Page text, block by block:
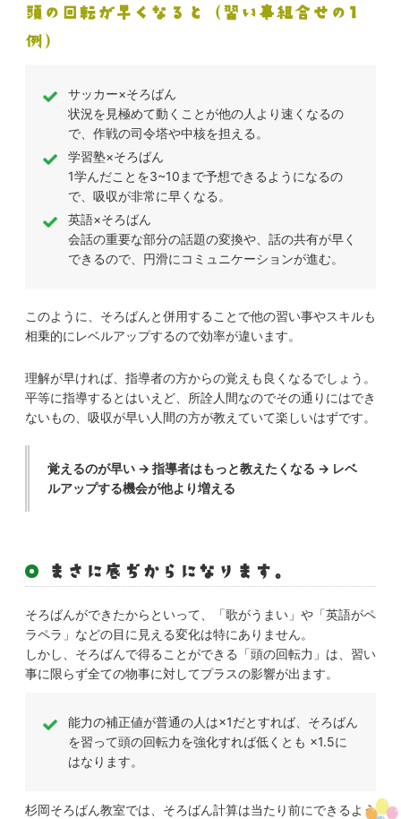
頭の回転が早くなると（習い事組合せの1
例）
サッカー×そろばん
状況を見極めて動くことが他の人より速くなるの
で、作戦の司令塔や中核を担える。
学習塾×そろばん
1学んだことを3~10まで予想できるようになるの
で、吸収が非常に早くなる。
英語×そろばん
会話の重要な部分の話題の変換や、話の共有が早く
できるので、円滑にコミュニケーションが進む。
このように、そろばんと併用することで他の習い事やスキルも
相乗的にレベルアップするので効率が違います。
理解が早ければ、指導者の方からの覚えも良くなるでしょう。
平等に指導するとはいえど、所詮人間なのでその通りにはでき
ないもの、吸収が早い人間の方が教えていて楽しいはずです。
覚えるのが早い → 指導者はもっと教えたくなる → レベ
ルアップする機会が他より増える
まさに底ぢからになります。
そろばんができたからといって、「歌がうまい」や「英語がペ
ラペラ」などの目に見える変化は特にありません。
しかし、そろばんで得ることができる「頭の回転力」は、習い
事に限らず全ての物事に対してプラスの影響が出ます。
能力の補正値が普通の人は×1だとすれば、そろばん
を習って頭の回転力を強化すれば低くとも ×1.5に
はなります。
杉岡そろばん教室では、そろばん計算は当たり前にできるよう